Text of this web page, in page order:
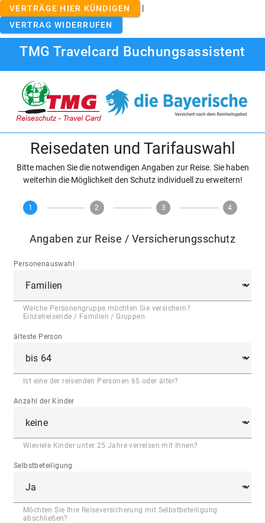
VERTRÄGE HIER KÜNDIGEN
|
VERTRAG WIDERRUFEN
TMG Travelcard Buchungsassistent
Reisedaten und Tarifauswahl
Bitte machen Sie die notwendigen Angaben zur Reise. Sie haben
weiterhin die Möglichkeit den Schutz individuell zu erweitern!
1 2 3 4
Angaben zur Reise / Versicherungsschutz
Personenauswahl
Welche Personengruppe möchten Sie versichern?
Einzelreisende / Familien / Gruppen
älteste Person
Ist eine der reisenden Personen 65 oder älter?
Anzahl der Kinder
Wieviele Kinder unter 25 Jahre verreisen mit Ihnen?
Selbstbeteiligung
Möchten Sie Ihre Reiseversicherung mit Selbstbeteiligung
abschließen?